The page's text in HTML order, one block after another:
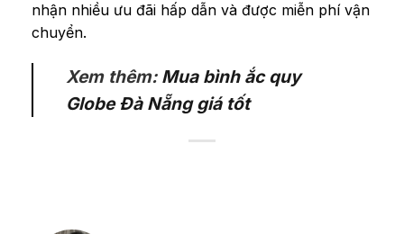
nhận nhiều ưu đãi hấp dẫn và được miễn phí vận
chuyển.
Xem thêm: Mua bình ắc quy
Globe Đà Nẵng giá tốt